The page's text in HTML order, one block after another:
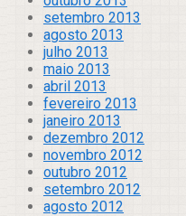
setembro 2013
agosto 2013
julho 2013
maio 2013
abril 2013
fevereiro 2013
janeiro 2013
dezembro 2012
novembro 2012
outubro 2012
setembro 2012
agosto 2012